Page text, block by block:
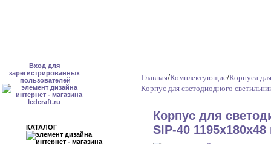
Вход для
зарегистрированных
пользователей
КАТАЛОГ
Главная/Комплектующие/Корпуса
Корпус для светодиодного
Корпус для
SIP-40